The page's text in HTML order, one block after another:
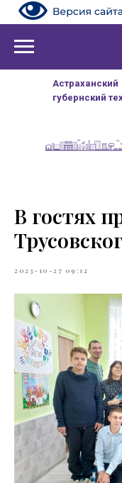
Астраханский
губернский
В гостях
2023-10-27 09:12